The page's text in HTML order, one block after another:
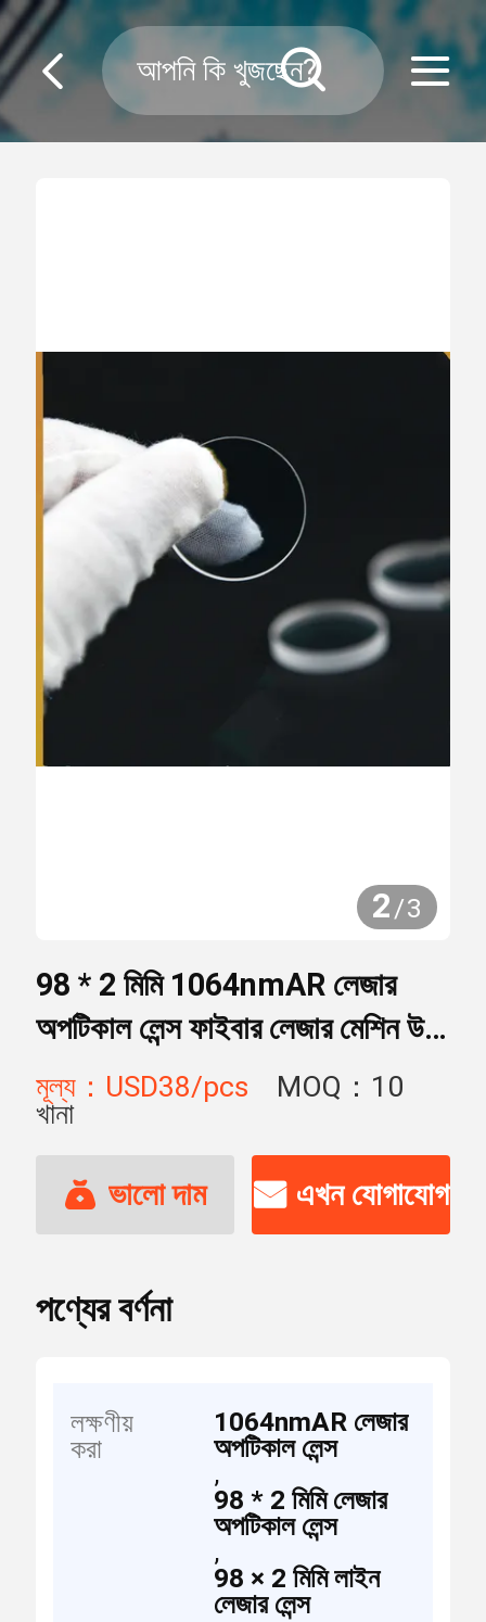
2/3
98 * 2 মিমি 1064nmAR লেজার
অপটিকাল লেন্স ফাইবার লেজার মেশিন উচ্চ
শক্তি
মূল্য：USD38/pcs
MOQ：10
খানা
ভালো দাম এখন যোগাযোগ
পণ্যের বর্ণনা
লক্ষণীয়
করা
1064nmAR লেজার
অপটিকাল লেন্স
,
98 * 2 মিমি লেজার
অপটিকাল লেন্স
,
98 × 2 মিমি লাইন
লেজার লেন্স